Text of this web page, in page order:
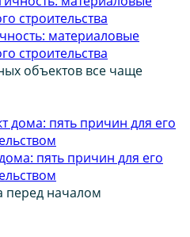
материаловые
строительства
объектов все чаще
пять причин для его
перед началом